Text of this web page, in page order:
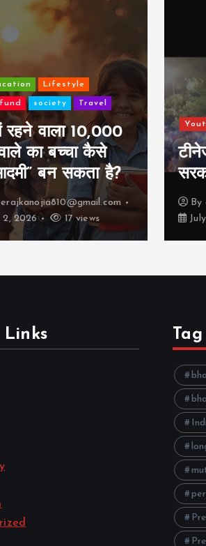
की मस्ती को मोदी
क्या हैंडल कर लेंगी ?
dheerajkanojia810@gmail.com
24, 2026
19 views
Links